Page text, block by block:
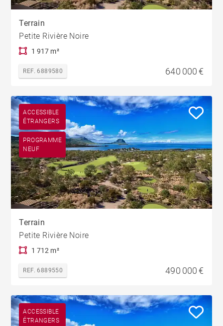
Terrain
Petite Rivière Noire
1 917 m²
REF. 6889580 640 000 €
ACCESSIBLE
ÉTRANGERS
PROGRAMME
NEUF
Terrain
Petite Rivière Noire
1 712 m²
REF. 6889550 490 000 €
ACCESSIBLE
ÉTRANGERS